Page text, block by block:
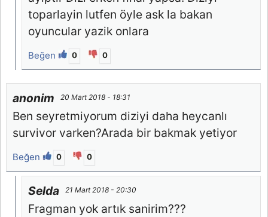
toparlayin lutfen öyle ask la bakan
oyuncular yazik onlara
Beğen 0 0
anonim 20 Mart 2018 - 18:31
Ben seyretmiyorum diziyi daha heycanlı
survivor varken?Arada bir bakmak yetiyor
Beğen 0 0
Selda 21 Mart 2018 - 20:30
Fragman yok artık sanirim???